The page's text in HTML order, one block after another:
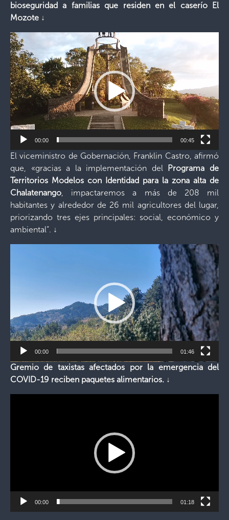
bioseguridad a familias que residen en el caserío El
Mozote ↓
Reproductor
de
vídeo
00:00 00:45
El viceministro de Gobernación, Franklin Castro, afirmó
que, «gracias a la implementación del Programa de
Territorios Modelos con Identidad para la zona alta de
Chalatenango, impactaremos a más de 208 mil
habitantes y alrededor de 26 mil agricultores del lugar,
priorizando tres ejes principales: social, económico y
ambiental”. ↓
00:00 01:46
Gremio de taxistas afectados por la emergencia del
COVID-19 reciben paquetes alimentarios. ↓
00:00 01:18